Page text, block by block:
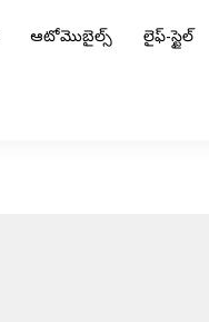
ఆటోమొబైల్స్ లైఫ్-స్టైల్